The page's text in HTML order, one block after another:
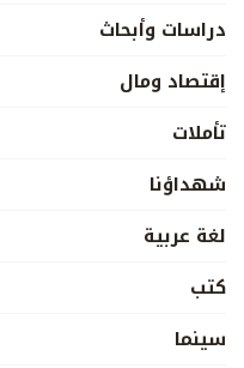
دراسات وأبحاث
إقتصاد ومال
تأملات
شهداؤنا
لغة عربية
كتب
سينما